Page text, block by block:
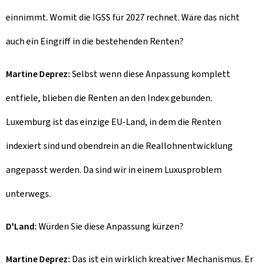
einnimmt. Womit die IGSS für 2027 rechnet. Wäre das nicht
auch ein Eingriff in die bestehenden Renten?
Martine Deprez:Selbst wenn diese Anpassung komplett
entfiele, blieben die Renten an den Index gebunden.
Luxemburg ist das einzige EU-Land, in dem die Renten
indexiert sind und obendrein an die Reallohnentwicklung
angepasst werden. Da sind wir in einem Luxusproblem
unterwegs.
D'Land:Würden Sie diese Anpassung kürzen?
Martine Deprez: Das ist ein wirklich kreativer Mechanismus. Er